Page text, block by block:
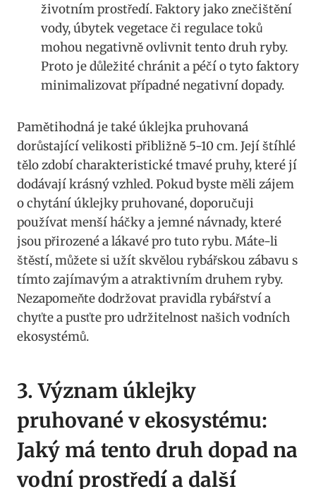
životním prostředí. Faktory jako ‌znečištění
vody, úbytek vegetace či⁢ regulace toků
mohou negativně⁢ ovlivnit tento druh ryby.
Proto ‍je důležité chránit a ⁤péčí ‍o tyto faktory
minimalizovat případné negativní dopady.
Pamětihodná⁤ je také úklejka pruhovaná
dorůstající velikosti přibližně 5-10 cm. Její štíhlé
tělo ‌zdobí charakteristické tmavé pruhy, ⁢které jí
dodávají krásný vzhled. Pokud byste měli zájem
o chytání úklejky pruhované, doporučuji
používat menší háčky a jemné návnady, ​které
‍jsou přirozené a lákavé pro tuto rybu. Máte-li
‌štěstí, můžete si užít ⁢skvělou rybářskou zábavu s
tímto zajímavým a⁣ atraktivním⁤ druhem ryby.
Nezapomeňte dodržovat pravidla rybářství a
chyťte a ‍pusťte⁣ pro udržitelnost našich vodních
ekosystémů.
3. Význam úklejky
pruhované v ekosystému:
Jaký má tento druh dopad na
vodní prostředí⁣ a další